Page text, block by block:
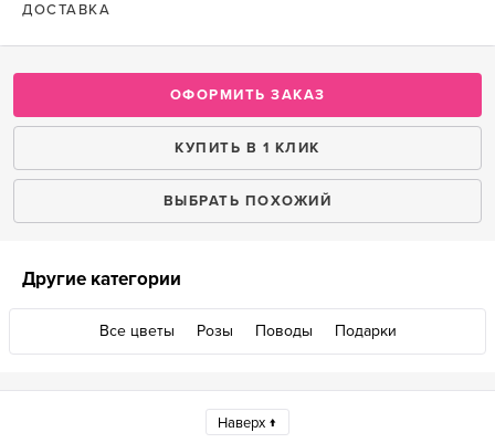
ДОСТАВКА
ОФОРМИТЬ ЗАКАЗ
КУПИТЬ В 1 КЛИК
ВЫБРАТЬ ПОХОЖИЙ
Другие категории
Все цветы Розы Поводы Подарки
Наверх ↑